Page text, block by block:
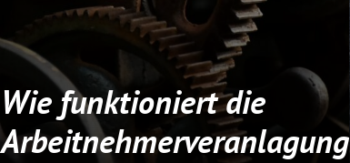
Wie funktioniert die
Arbeitnehmerveranlagung